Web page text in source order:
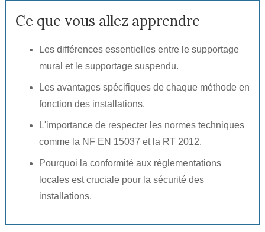
Ce que vous allez apprendre
Les différences essentielles entre le supportage
mural et le supportage suspendu.
Les avantages spécifiques de chaque méthode en
fonction des installations.
L'importance de respecter les normes techniques
comme la NF EN 15037 et la RT 2012.
Pourquoi la conformité aux réglementations
locales est cruciale pour la sécurité des
installations.